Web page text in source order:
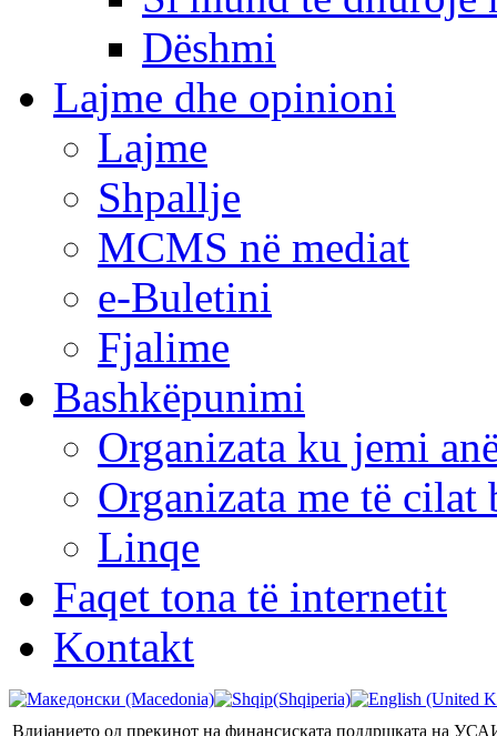
Dëshmi
Lajme dhe opinioni
Lajme
Shpallje
MCMS në mediat
e-Buletini
Fjalime
Bashkëpunimi
Organizata ku jemi
Organizata me të cilat
Linqe
Faqet tona të internetit
Kontakt
Влијанието од прекинот на финансиската поддршката на